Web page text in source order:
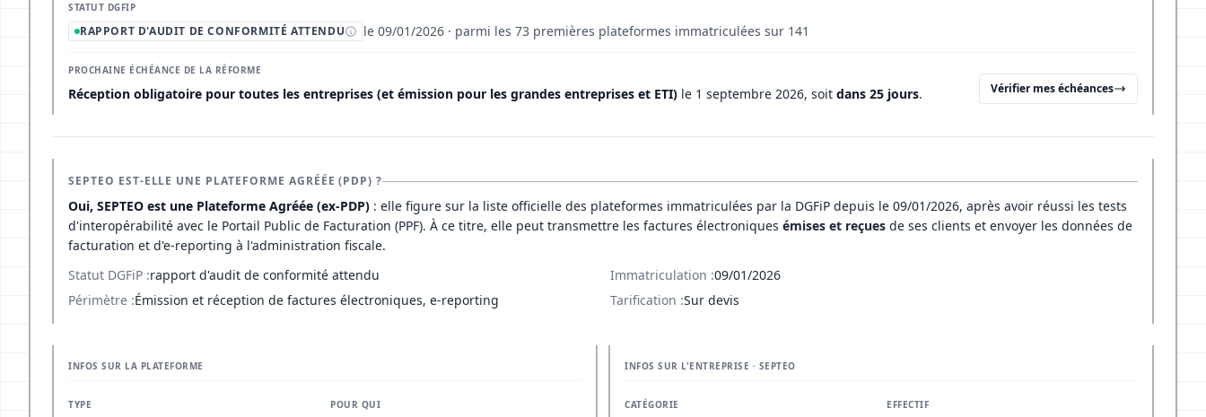
STATUT DGFIP
RAPPORT D'AUDIT DE CONFORMITÉ ATTENDU le 09/01/2026 · parmi les 73 premières plateformes immatriculées sur 141
PROCHAINE ÉCHÉANCE DE LA RÉFORME
Réception obligatoire pour toutes les entreprises (et émission pour les grandes entreprises et ETI) le 1 septembre 2026, soit dans 25 jours. Vérifier mes échéances
SEPTEO EST-ELLE UNE PLATEFORME AGRÉÉE (PDP) ?
Oui, SEPTEO est une Plateforme Agréée (ex-PDP) : elle figure sur la liste officielle des plateformes immatriculées par la DGFiP depuis le 09/01/2026, après avoir réussi les tests
d'interopérabilité avec le Portail Public de Facturation (PPF). À ce titre, elle peut transmettre les factures électroniques émises et reçues de ses clients et envoyer les données de
facturation et d'e-reporting à l'administration fiscale.
Statut DGFiP :rapport d'audit de conformité attendu Immatriculation :09/01/2026
Périmètre :Émission et réception de factures électroniques, e-reporting Tarification :Sur devis
INFOS SUR LA PLATEFORME
TYPE POUR QUI
INFOS SUR L'ENTREPRISE · SEPTEO
CATÉGORIE EFFECTIF